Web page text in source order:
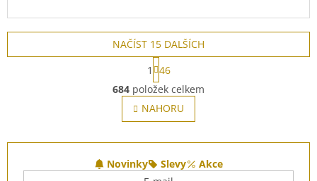
O
v
l
á
c
í
NAČÍST 15 DALŠÍCH
S
t
r
á
n
k
v
á
n
1
46
684 položek celkem
NAHORU
Novinky Slevy
Akce